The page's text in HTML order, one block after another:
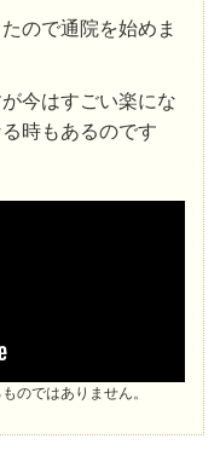
ので通院を始めま
今はすごい楽にな
時もあるのです
のではありません。